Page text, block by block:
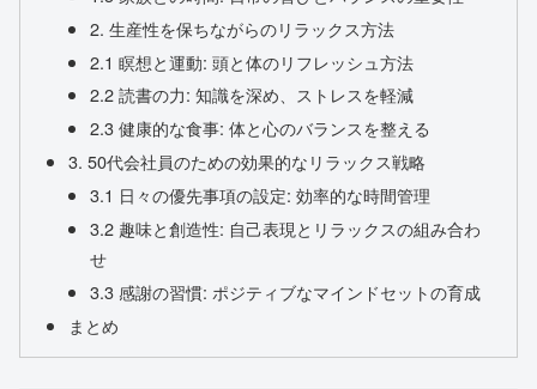
2. 生産性を保ちながらのリラックス方法
2.1 瞑想と運動: 頭と体のリフレッシュ方法
2.2 読書の力: 知識を深め、ストレスを軽減
2.3 健康的な食事: 体と心のバランスを整える
3. 50代会社員のための効果的なリラックス戦略
3.1 日々の優先事項の設定: 効率的な時間管理
3.2 趣味と創造性: 自己表現とリラックスの組み合わ
せ
3.3 感謝の習慣: ポジティブなマインドセットの育成
まとめ